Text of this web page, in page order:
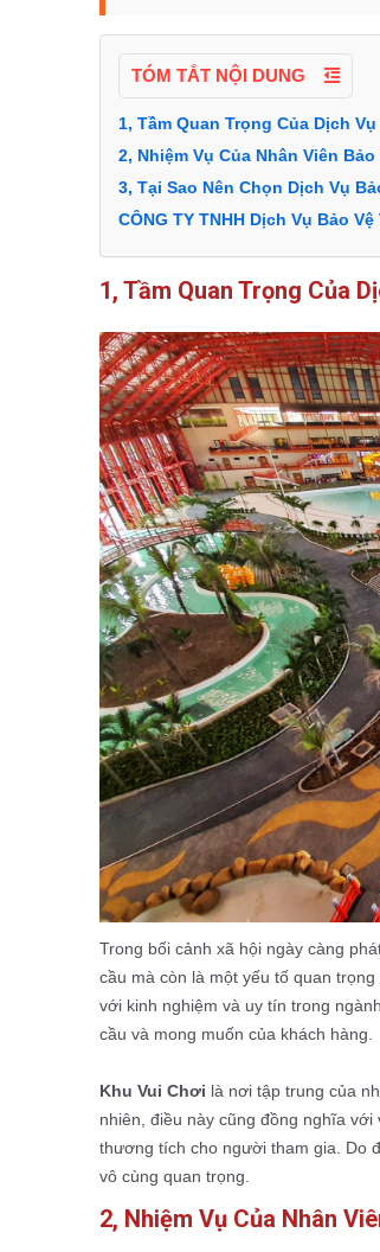
TÓM TẮT NỘI DUNG
1, Tầm Quan Trọng Của Dịch
2, Nhiệm Vụ Của Nhân Viên
3, Tại Sao Nên Chọn Dịch Vụ
CÔNG TY TNHH Dịch Vụ Bảo Vệ
1, Tầm Quan Trọng Của
Trong bối cảnh xã hội ngày càng
cầu mà còn là một yếu tố quan
với kinh nghiệm và uy tín trong
cầu và mong muốn của khách hàng.
Khu Vui Chơi là nơi tập trung của
nhiên, điều này cũng đồng nghĩa
thương tích cho người tham gia. Do
vô cùng quan trọng.
2, Nhiệm Vụ Của Nhân